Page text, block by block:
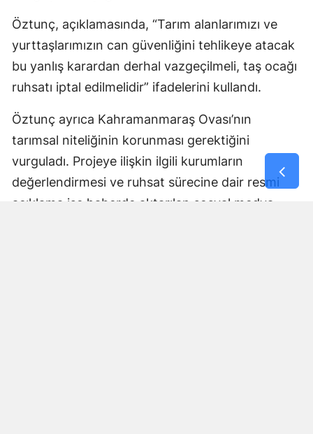
Öztunç, açıklamasında, “Tarım alanlarımızı ve
yurttaşlarımızın can güvenliğini tehlikeye atacak
bu yanlış karardan derhal vazgeçilmeli, taş ocağı
ruhsatı iptal edilmelidir” ifadelerini kullandı.
Öztunç ayrıca Kahramanmaraş Ovası’nın
tarımsal niteliğinin korunması gerektiğini
vurguladı. Projeye ilişkin ilgili kurumların
değerlendirmesi ve ruhsat sürecine dair resmi
açıklama ise haberde aktarılan sosyal medya